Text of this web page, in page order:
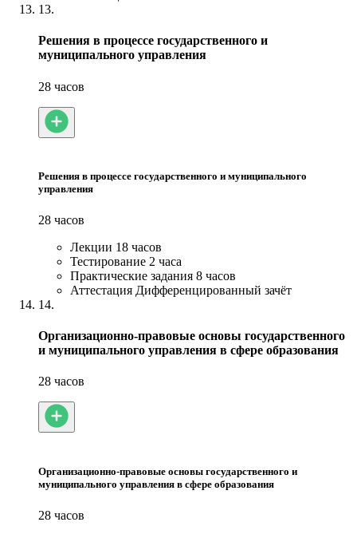
13.
Решения в процессе государственного и
муниципального управления
28 часов
Решения в процессе государственного и муниципального
управления
28 часов
Лекции 18 часов
Тестирование 2 часа
Практические задания 8 часов
Аттестация Дифференцированный зачёт
14.
Организационно-правовые основы государственного
и муниципального управления в сфере образования
28 часов
Организационно-правовые основы государственного и
муниципального управления в сфере образования
28 часов